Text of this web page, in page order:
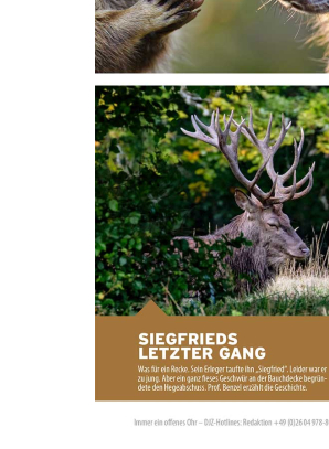
Paul Parey Zeitschriftenverlag GmbH Erich-
Singhofen DEUTSCHLAND
PAREYSHOP – Der Onlineshop
PAREYSHOP
Telefon: +49 (0) 2604 / 978 888
kundencenter@paulparey.de
Mo – Fr 9:00 – 15:00 Uhr
seminare@paulparey.de
PAREYSHOP VOR ORT
Erich-Kästner-Straße 2